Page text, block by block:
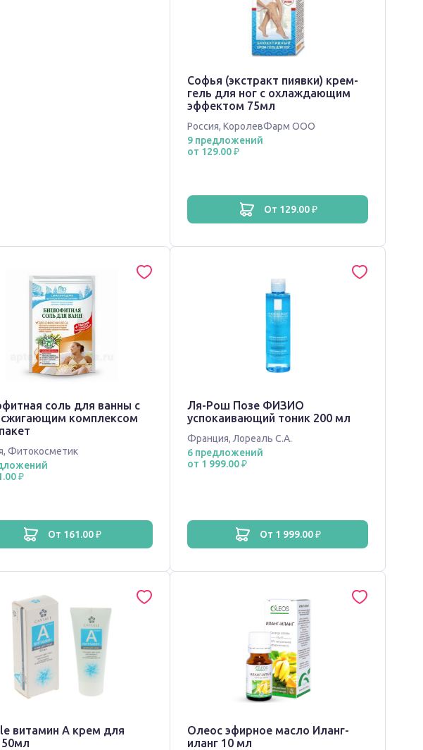
Софья (экстракт пиявки) крем-
гель для ног с охлаждающим
эффектом 75мл
Россия,КоролевФарм ООО
9 предложений
от 129.00 ₽
от 129.00 ₽
соль для ванны с
комплексом
, Фитокосметик
₽
от 161.00 ₽
Ля-Рош Позе ФИЗИО
успокаивающий тоник 200 мл
Франция,Лореаль С.А.
6 предложений
от 1 999.00 ₽
от 1 999.00 ₽
витамин A крем для
Олеос эфирное масло Иланг-
иланг 10 мл